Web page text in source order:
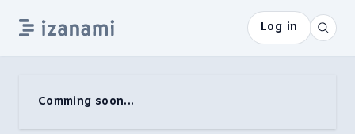
Log in
Comming soon...